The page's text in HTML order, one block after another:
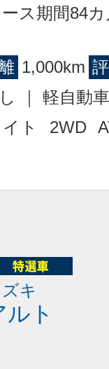
ース期間84
1,000km
｜ 軽自動車
ト 2WD
キ
ルト